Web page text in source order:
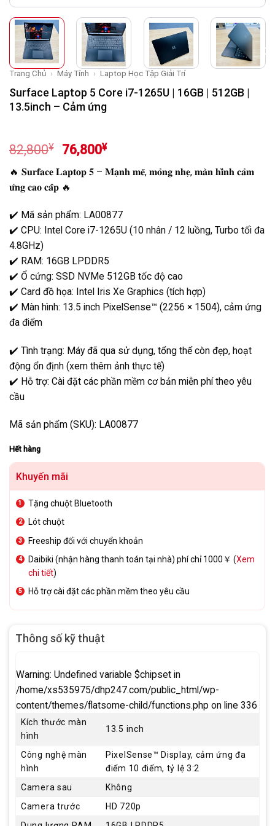
Trang Chủ › Máy Tính › Laptop Học Tập Giải Trí
Surface Laptop 5 Core i7-1265U | 16GB | 512GB |
13.5inch – Cảm ứng
82,800¥
Giá
là:
82,800¥.
76,800¥Giá
tại
🔥 𝐒𝐮𝐫𝐟𝐚𝐜𝐞 𝐋𝐚𝐩𝐭𝐨𝐩 𝟓 – 𝐌𝐚̣𝐧𝐡 𝐦𝐞̃, 𝐦𝐨̉𝐧𝐠 𝐧𝐡𝐞̣, 𝐦𝐚̀𝐧 𝐡𝐢̀𝐧𝐡 𝐜𝐚̉𝐦
𝐮̛́𝐧𝐠 𝐜𝐚𝐨 𝐜𝐚̂́𝐩 🔥
✔️ Mã sản phẩm: LA00877
✔️ CPU: Intel Core i7-1265U (10 nhân / 12 luồng, Turbo tối đa
4.8GHz)
✔️ RAM: 16GB LPDDR5
✔️ Ổ cứng: SSD NVMe 512GB tốc độ cao
✔️ Card đồ họa: Intel Iris Xe Graphics (tích hợp)
✔️ Màn hình: 13.5 inch PixelSense™ (2256 × 1504), cảm ứng
đa điểm
✔️ Tình trạng: Máy đã qua sử dụng, tổng thểcòn đẹp, hoạt
động ổn định (xem thêm ảnh thực tế)
✔️ Hỗ trợ: Cài đặt các phần mềm cơbản miễn phítheo yêu
cầu
Mã sản phẩm (SKU): LA00877
Hết hàng
Khuyến mãi
Tặng chuột Bluetooth
Lót chuột
Freeship đối với chuyển khoản
Daibiki (nhận hàng thanh toán tại nhà) phí chỉ 1000￥ (Xem
chi tiết)
Hỗ trợ cài đặt các phần mềm theo yêu cầu
Thông số kỹ thuật
Warning: Undefined variable $chipset in
/home/xs535975/dhp247.com/public_html/wp-
content/themes/flatsome-child/functions.php on line 336
Kích thước màn
hình
13.5 inch
Công nghệ màn
hình
PixelSense™ Display, cảm ứng đa
điểm 10 điểm, tỷ lệ 3:2
Camera sau
Không
Camera trước
HD 720p